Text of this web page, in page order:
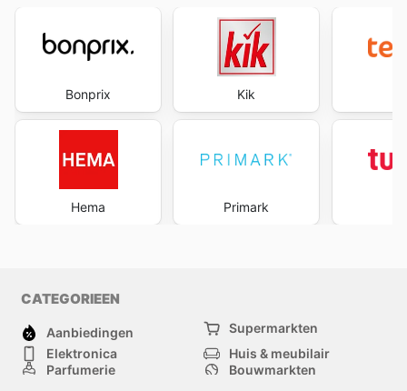
Bonprix
Hema
Kik
Primark
CATEGORIEEN
Aanbiedingen
Supermarkten
Elektronica
Huis & meubilair
Parfumerie
Bouwmarkten